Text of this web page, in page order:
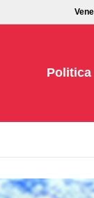
Politica